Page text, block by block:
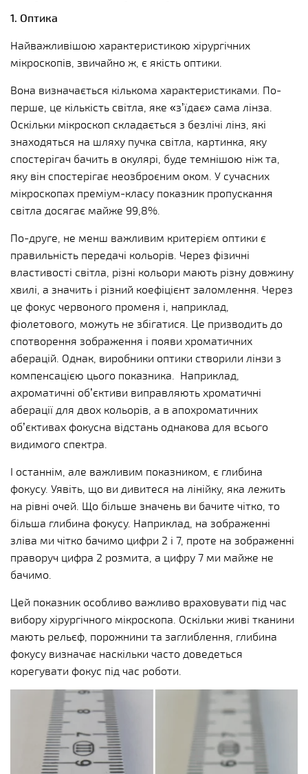
1. Оптика
Найважливішою характеристикою хірургічних
мікроскопів, звичайно ж, є якість оптики.
Вона визначається кількома характеристиками. По-
перше, це кількість світла, яке «з’їдає» сама лінза.
Оскільки мікроскоп складається з безлічі лінз, які
знаходяться на шляху пучка світла, картинка, яку
спостерігач бачить в окулярі, буде темнішою ніж та,
яку він спостерігає неозброєним оком. У сучасних
мікроскопах преміум-класу показник пропускання
світла досягає майже 99,8%.
По-друге, не менш важливим критерієм оптики є
правильність передачі кольорів. Через фізичні
властивості світла, різні кольори мають різну довжину
хвилі, а значить і різний коефіцієнт заломлення. Через
це фокус червоного променя і, наприклад,
фіолетового, можуть не збігатися. Це призводить до
спотворення зображення і появи хроматичних
аберацій. Однак, виробники оптики створили лінзи з
компенсацією цього показника. Наприклад,
ахроматичні об’єктиви виправляють хроматичні
аберації для двох кольорів, а в апохроматичних
об’єктивах фокусна відстань однакова для всього
видимого спектра.
І останнім, але важливим показником, є глибина
фокусу. Уявіть, що ви дивитеся на лінійку, яка лежить
на рівні очей. Що більше значень ви бачите чітко, то
більша глибина фокусу. Наприклад, на зображенні
зліва ми чітко бачимо цифри 2 і 7, проте на зображенні
праворуч цифра 2 розмита, а цифру 7 ми майже не
бачимо.
Цей показник особливо важливо враховувати під час
вибору хірургічного мікроскопа. Оскільки живі тканини
мають рельєф, порожнини та заглиблення, глибина
фокусу визначає наскільки часто доведеться
корегувати фокус під час роботи.